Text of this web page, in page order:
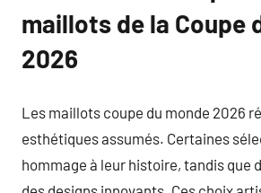
maillots de la Coupe
2026
Les maillots coupe du monde 2026
esthétiques assumés. Certaines
hommage à leur histoire, tandis que